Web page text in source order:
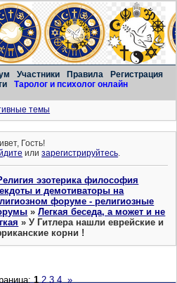
Участники Правила
Регистрация
Таролог и психолог онлайн
темы
Гость!
илизарегистрируйтесь.
эзотерика философия
и демотиваторы на
форуме - религиозные
»Легкая беседа, а может и не
»У Гитлера нашли еврейские и
корни !
1 2 3 4 »